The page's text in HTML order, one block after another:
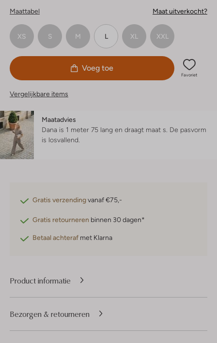
Maattabel Maat uitverkocht?
XS S M L XL XXL
Voeg toe
Favoriet
Vergelijkbare items
Maatadvies
Dana is 1 meter 75 lang en draagt maat s. De pasvorm
is losvallend
Gratis verzendingvanaf €75,-
Gratis retourneren binnen 30 dagen*
Betaal achteraf met Klarna
Product informatie
Bezorgen & retourneren